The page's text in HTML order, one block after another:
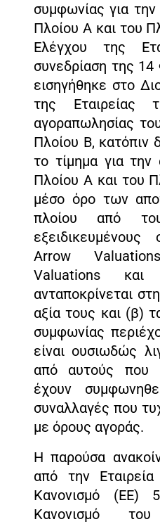
συμφωνίας για
Πλοίου Α και του
Ελέγχου της
συνεδρίαση της
εισηγήθηκε στο
της Εταιρείας
αγοραπωλησίας
Πλοίου Β, κατόπιν
το τίμημα για
Πλοίου Α και του
μέσο όρο των
πλοίου από
εξειδικευμένους
Arrow
Valuations και
ανταποκρίνεται
αξία τους και (β)
συμφωνίας
είναι ουσιωδώς
από αυτούς που
έχουν
συναλλαγές που
με όρους αγοράς.
Η παρούσα
από την
Κανονισμό (EΕ)
Κανονισμό του